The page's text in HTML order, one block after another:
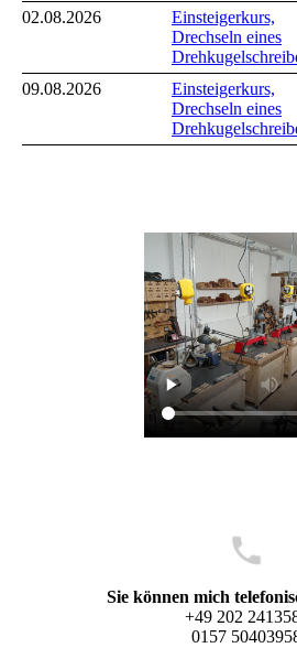
02.08.2026
Einsteigerkurs,
Drechseln eines
09.08.2026
Einsteigerkurs,
Drechseln eines
Sie können mich
+49 202
0157